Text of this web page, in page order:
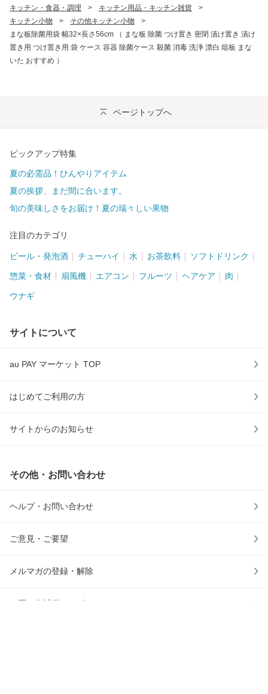
キッチン・食器・調理
> キッチン用品・キッチン雑貨
>
キッチン小物
> その他キッチン小物
>
まな板除菌用袋 幅32×長さ56cm （ まな板 除菌 つけ置き 密閉 漬け置き 漬け
置き用 つけ置き用 袋 ケース 容器 除菌ケース 殺菌 消毒 洗浄 漂白 俎板 まな
いた おすすめ ）
ページトップへ
ピックアップ特集
夏の必需品！ひんやりアイテム
夏の挨拶、まだ間に合います。
旬の美味しさをお届け！夏の瑞々しい果物
注目のカテゴリ
ビール・発泡酒 チューハイ 水 お茶飲料 ソフトドリンク
惣菜・食材 扇風機 エアコン フルーツ ヘアケア 肉
ウナギ
サイトについて
au PAY マーケット TOP
はじめてご利用の方
サイトからのお知らせ
その他・お問い合わせ
ヘルプ・お問い合わせ
ご意見・ご要望
メルマガの登録・解除
お買い物補償サービス